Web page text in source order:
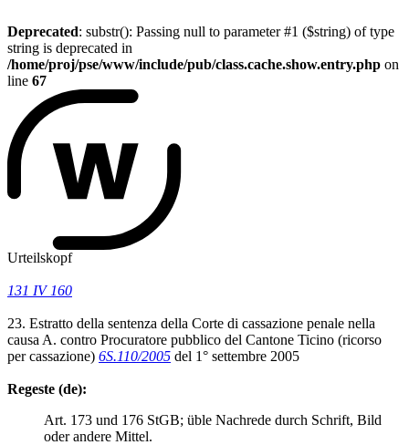
Deprecated: substr(): Passing null to parameter #1 ($string) of type
string is deprecated in
/home/proj/pse/www/include/pub/class.cache.show.entry.php on
line 67
Urteilskopf
131 IV 160
23. Estratto della sentenza della Corte di cassazione penale nella
causa A. contro Procuratore pubblico del Cantone Ticino (ricorso
per cassazione) 6S.110/2005 del 1° settembre 2005
Regeste (de):
Art. 173 und 176 StGB; üble Nachrede durch Schrift, Bild
oder andere Mittel.